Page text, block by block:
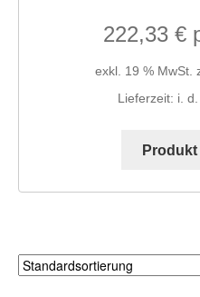
Warenordnungs-
Schnäppchenmarkt
Ihr Konto
222,33 €
exkl. 19 % MwSt.
Lieferzeit: i.